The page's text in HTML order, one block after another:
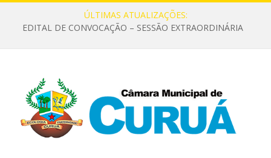
ÚLTIMAS ATUALIZAÇÕES:
EDITAL DE CONVOCAÇÃO – SESSÃO EXTRAORDINÁRIA